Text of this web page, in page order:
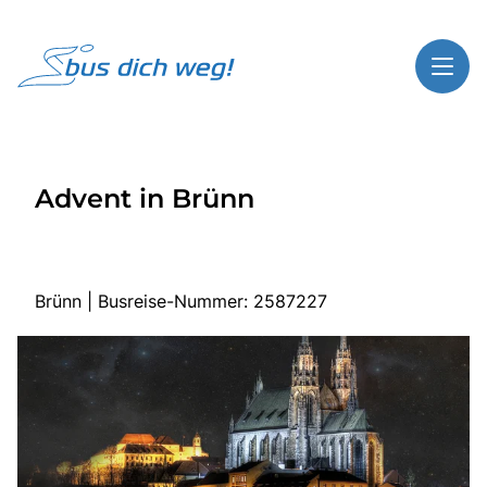
Highlights
Busreisen
Bus mieten
Advent in Brünn
Brünn | Busreise-Nummer: 2587227